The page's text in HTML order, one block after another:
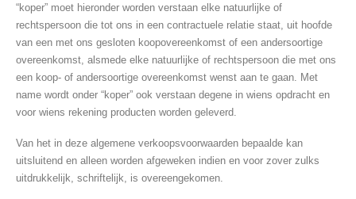
“koper” moet hieronder worden verstaan elke natuurlijke of
rechtspersoon die tot ons in een contractuele relatie staat, uit hoofde
van een met ons gesloten koopovereenkomst of een andersoortige
overeenkomst, alsmede elke natuurlijke of rechtspersoon die met ons
een koop- of andersoortige overeenkomst wenst aan te gaan. Met
name wordt onder “koper” ook verstaan degene in wiens opdracht en
voor wiens rekening producten worden geleverd.
Van het in deze algemene verkoopsvoorwaarden bepaalde kan
uitsluitend en alleen worden afgeweken indien en voor zover zulks
uitdrukkelijk, schriftelijk, is overeengekomen.